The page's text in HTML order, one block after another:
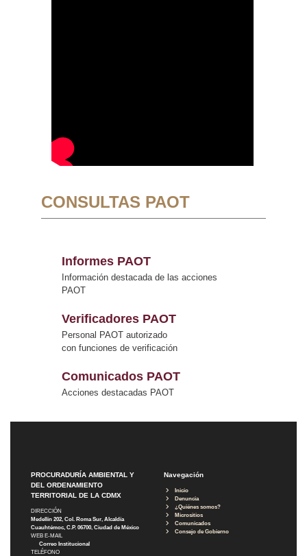
CONSULTAS PAOT
Informes PAOT
Información destacada de las acciones
PAOT
Verificadores PAOT
Personal PAOT autorizado
con funciones de verificación
Comunicados PAOT
Acciones destacadas PAOT
PROCURADURÍA AMBIENTAL Y
DEL ORDENAMIENTO
TERRITORIAL DE LA CDMX
DIRECCIÓN
Medellín 202, Col. Roma Sur, Alcaldía
Cuauhtémoc, C.P. 06700, Ciudad de México
WEB E-MAIL
Correo Institucional
TELÉFONO
Navegación
Inicio
Denuncia
¿Quiénes somos?
Micrositios
Comunicados
Consejo de Gobierno